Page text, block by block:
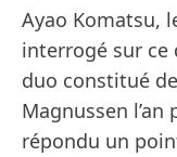
Ayao Komatsu,
interrogé sur ce
duo constitué
Magnussen l’an
répondu un